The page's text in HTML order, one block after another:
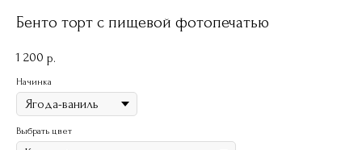
Бенто торт с пищевой фотопечатью
1 200 р.
Начинка
Выбрать цвет